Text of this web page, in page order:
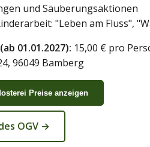
und Säuberungsaktionen
"Leben am Fluss",
01.01.2027): 15,00 € pro
96049 Bamberg
Preise anzeigen
OGV →